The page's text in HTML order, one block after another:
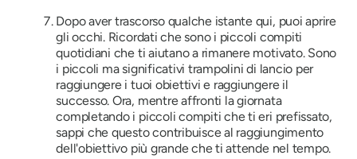
Dopo aver trascorso qualche istante qui, puoi aprire
gli occhi. Ricordati che sono i piccoli compiti
quotidiani che ti aiutano a rimanere motivato. Sono
i piccoli ma significativi trampolini di lancio per
raggiungere i tuoi obiettivi e raggiungere il
successo. Ora, mentre affronti la giornata
completando i piccoli compiti che ti eri prefissato,
sappi che questo contribuisce al raggiungimento
dell'obiettivo più grande che ti attende nel tempo.